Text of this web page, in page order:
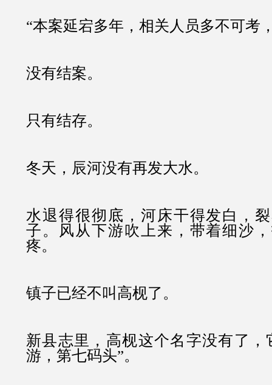
“本案延宕多年，相关人员多不可考
没有结案。
只有结存。
冬天，辰河没有再发大水。
水退得很彻底，河床干得发白，
子。风从下游吹上来，带着细沙
疼。
镇子已经不叫高枧了。
新县志里， 高枧这个名字没有了，
游，第七码头”。